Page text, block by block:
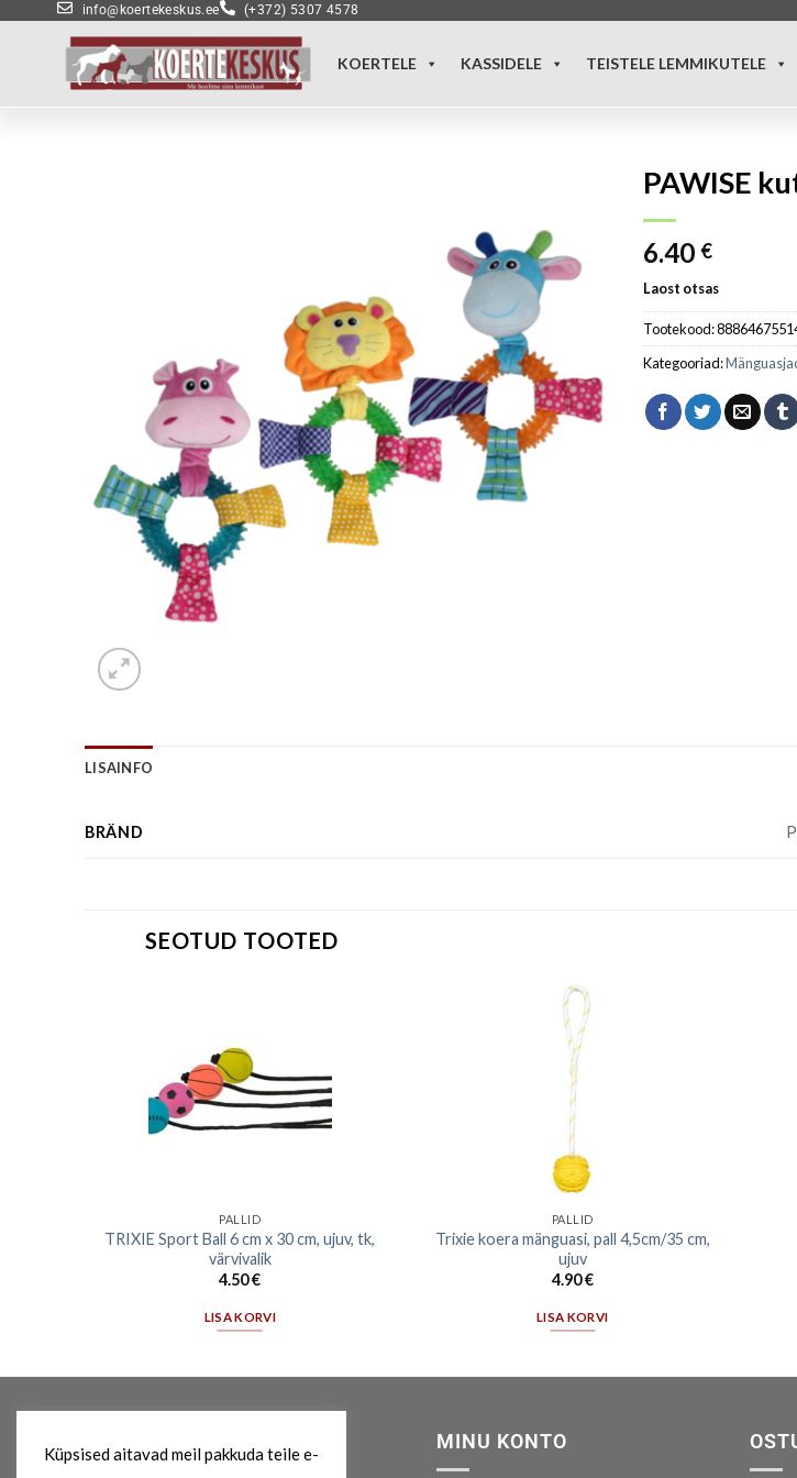
info@koertekeskus.ee (+372) 5307 4578
KOERTELE KASSIDELE TEISTELE LEMMIKUTELE
PAWISE
6.40 €
Laost otsas
Tootekood:
Kategooriad:
LISAINFO
BRÄND
SEOTUD TOOTED
PALLID
TRIXIE Sport Ball 6 cm x 30 cm, ujuv, tk,
värvivalik
4.50€
LISA KORVI
PALLID
Trixie koera mänguasi, pall 4,5cm/35 cm,
ujuv
4.90€
LISA KORVI
MINU KONTO
Küpsised aitavad meil pakkuda teile e-